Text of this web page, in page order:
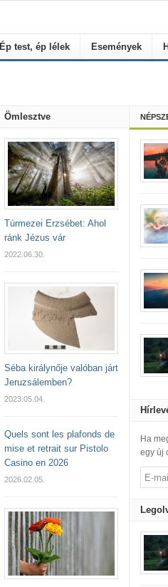
Ép test, ép lélek Események
Ömlesztve
Túrmezei Erzsébet: Ahol
ránk Jézus vár
2022.06.30.
Séba királynője valóban járt
Jeruzsálemben?
2023.05.04.
Quels sont les plafonds de
mise et retrait sur Pistolo
Casino en 2026
2026.02.05.
Ha
egy új